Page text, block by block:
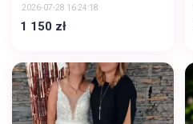
2026-07-28 16:24:18
1 150 zł